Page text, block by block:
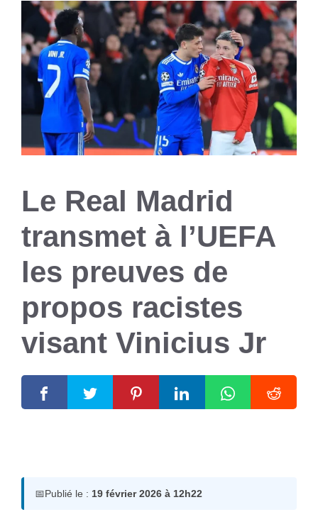
Le Real Madrid
transmet à l’UEFA
les preuves de
propos racistes
visant Vinicius Jr
📅Publié le : 19 février 2026 à 12h22